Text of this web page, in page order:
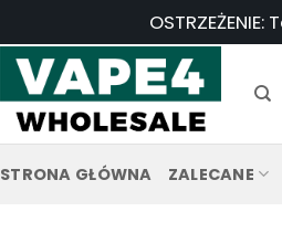
STRONA GŁÓWNA ZALECANE